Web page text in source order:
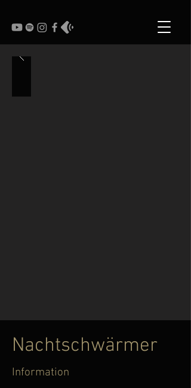
Nachtschwärmer
Information